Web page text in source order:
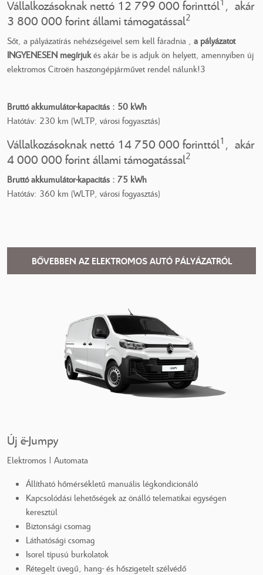
Vállalkozásoknak nettó 12 799 000 forinttól , akár
3 800 000 forint állami támogatással2
Sőt, a pályázatírás nehézségeivel sem kell fáradnia ,
a pályázatot
INGYENESEN megírjuk és akár be is adjuk ön helyett, amennyiben új
elektromos Citroën haszongépjárművet rendel nálunk!3
Bruttó akkumulátor-kapacitás : 50 kWh
Hatótáv: 230 km (WLTP, városi fogyasztás)
Vállalkozásoknak nettó 14 750 000 forinttól1 , akár
4 000 000 forint állami támogatással2
Bruttó akkumulátor-kapacitás : 75 kWh
Hatótáv: 360 km (WLTP, városi fogyasztás)
BŐVEBBEN AZ ELEKTROMOS AUTÓ PÁLYÁZATRÓL
Új ë-Jumpy
Elektromos | Automata
Állítható hőmérsékletű manuális légkondicionáló
Kapcsolódási lehetőségek az önálló telematikai egységen
keresztül
Biztonsági csomag
Láthatósági csomag
Isorel típusú burkolatok
Rétegelt üvegű, hang- és hőszigetelt szélvédő